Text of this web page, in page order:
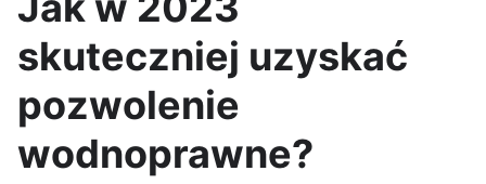
skuteczniej uzyskać
pozwolenie
wodnoprawne?